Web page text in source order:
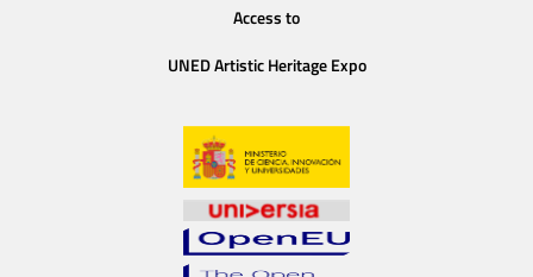
Access to
UNED Artistic Heritage Expo